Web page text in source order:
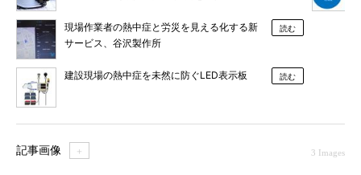
現場作業者の熱中症と労災を見える化する新
サービス、谷沢製作所
読む
建設現場の熱中症を未然に防ぐLED表示板 読む
記事画像 ＋ 3 Images